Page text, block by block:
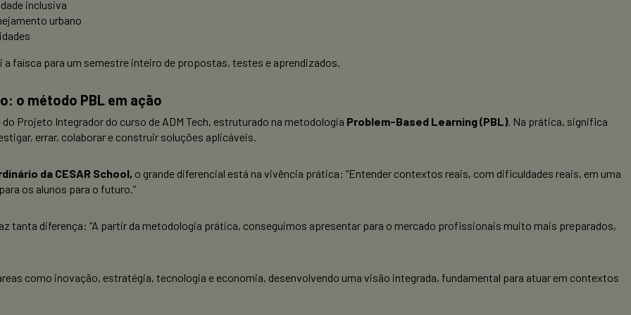
inclusiva
urbano
a faísca para um semestre inteiro de propostas, testes e aprendizados.
o método PBL em ação
Projeto Integrador do curso de ADM Tech, estruturado na metodologia Problem-Based Learning (PBL). Na prática, significa
errar, colaborar e construir soluções aplicáveis.
da CESAR School, o grande diferencial está na vivência prática: “Entender contextos reais, com dificuldades reais, em uma
os alunos para o futuro.”
tanta diferença: “A partir da metodologia prática, conseguimos apresentar para o mercado profissionais muito mais preparados,
como inovação, estratégia, tecnologia e economia, desenvolvendo uma visão integrada, fundamental para atuar em contextos